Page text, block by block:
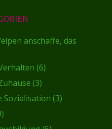
anschaffe, das
(6)
(3)
Sozialisation (3)